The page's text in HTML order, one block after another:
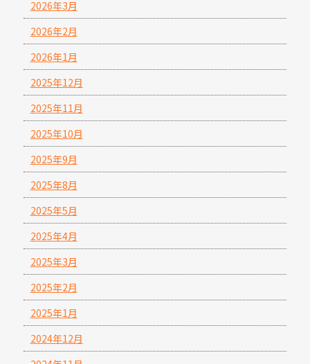
2026年3月
2026年2月
2026年1月
2025年12月
2025年11月
2025年10月
2025年9月
2025年8月
2025年5月
2025年4月
2025年3月
2025年2月
2025年1月
2024年12月